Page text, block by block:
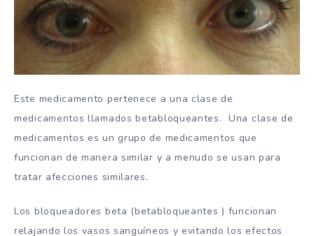
Este medicamento pertenece a una clase de
medicamentos llamados betabloqueantes. Una clase de
medicamentos es un grupo de medicamentos que
funcionan de manera similar y a menudo se usan para
tratar afecciones similares.
Los bloqueadores beta (betabloqueantes ) funcionan
relajando los vasos sanguíneos y evitando los efectos